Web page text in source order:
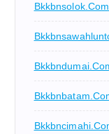
Bkkbnsolok.com